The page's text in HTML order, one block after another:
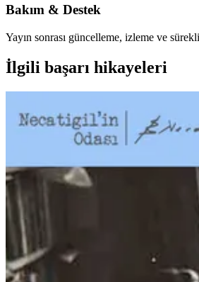
Bakım & Destek
Yayın sonrası güncelleme, izleme ve
İlgili başarı hikayeleri